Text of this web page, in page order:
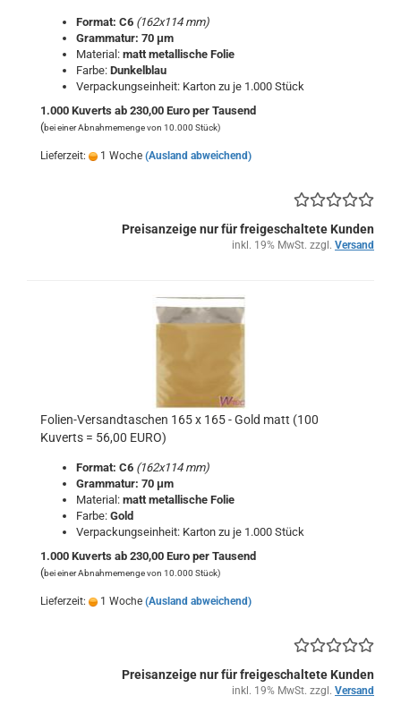
Format: C6 (162x114 mm)
Grammatur: 70 μm
Material: matt metallische Folie
Farbe: Dunkelblau
Verpackungseinheit: Karton zu je 1.000 Stück
1.000 Kuverts ab 230,00 Euro per Tausend
(bei einer Abnahmemenge von 10.000 Stück)
Lieferzeit: 1 Woche (Ausland abweichend)
Preisanzeige nur für freigeschaltete Kunden
inkl. 19% MwSt. zzgl. Versand
Folien-Versandtaschen 165 x 165 - Gold matt (100
Kuverts = 56,00 EURO)
Format: C6 (162x114 mm)
Grammatur: 70 μm
Material: matt metallische Folie
Farbe: Gold
Verpackungseinheit: Karton zu je 1.000 Stück
1.000 Kuverts ab 230,00 Euro per Tausend
(bei einer Abnahmemenge von 10.000 Stück)
Lieferzeit: 1 Woche (Ausland abweichend)
Preisanzeige nur für freigeschaltete Kunden
inkl. 19% MwSt. zzgl. Versand